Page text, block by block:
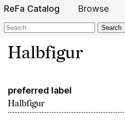
ReFa Catalog Browse
Search
Halbfigur
preferred label
Halbfigur